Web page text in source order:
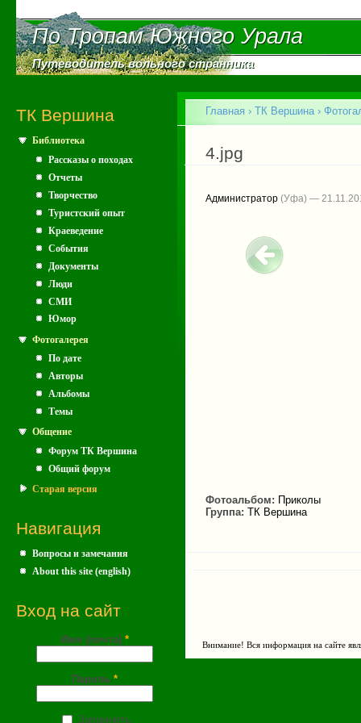
По Тропам Южного Урала
По Тропам Южного Урала
Путеводитель вольного странника
Путеводитель вольного странника
ТК Вершина
Библиотека
Рассказы о походах
Отчеты
Творчество
Туристский опыт
Краеведение
События
Документы
Люди
СМИ
Юмор
Фотогалерея
По дате
Авторы
Альбомы
Темы
Общение
Форум ТК Вершина
Общий форум
Старая версия
Навигация
Вопросы и замечания
About this site (english)
Вход на сайт
Имя (почта) *
Пароль *
Запомнить
Вы здесь
Главная › ТК Вершина ›
4.jpg
Администратор (Уфа) —
Фотоальбом: Приколы
Группа: ТК Вершина
Внимание! Вся информация на сайте